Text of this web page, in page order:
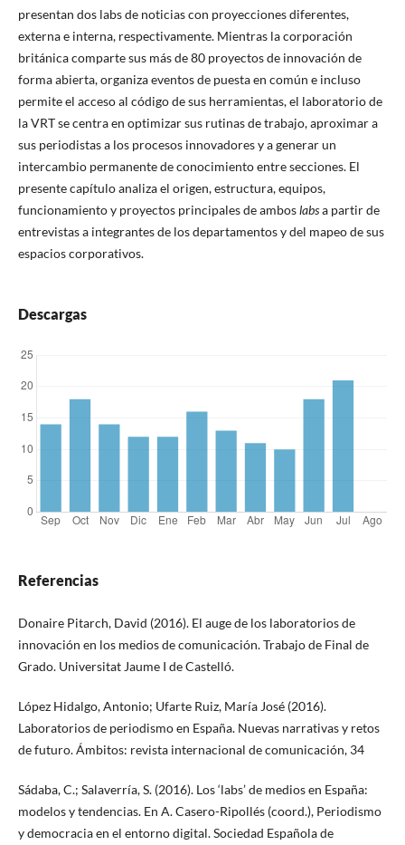
presentan dos labs de noticias con proyecciones diferentes,
externa e interna, respectivamente. Mientras la corporación
británica comparte sus más de 80 proyectos de innovación de
forma abierta, organiza eventos de puesta en común e incluso
permite el acceso al código de sus herramientas, el laboratorio de
la VRT se centra en optimizar sus rutinas de trabajo, aproximar a
sus periodistas a los procesos innovadores y a generar un
intercambio permanente de conocimiento entre secciones. El
presente capítulo analiza el origen, estructura, equipos,
funcionamiento y proyectos principales de amboslabsa partir de
entrevistas a integrantes de los departamentos y del mapeo de sus
espacios corporativos.
Descargas
Referencias
Donaire Pitarch, David (2016). El auge de los laboratorios de
innovación en los medios de comunicación. Trabajo de Final de
Grado. Universitat Jaume I de Castelló.
López Hidalgo, Antonio; Ufarte Ruiz, María José (2016).
Laboratorios de periodismo en España. Nuevas narrativas y retos
de futuro. Ámbitos: revista internacional de comunicación, 34
Sádaba, C.; Salaverría, S. (2016). Los ‘labs’ de medios en España:
modelos y tendencias. En A. Casero-Ripollés (coord.), Periodismo
y democracia en el entorno digital. Sociedad Española de